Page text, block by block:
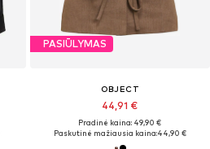
PASIŪLYMAS
OBJECT
44,91 €
Pradinė kaina: 49,90 €
Paskutinė mažiausia kaina:44,90 €